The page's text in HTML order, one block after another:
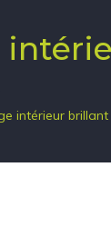
intérieur